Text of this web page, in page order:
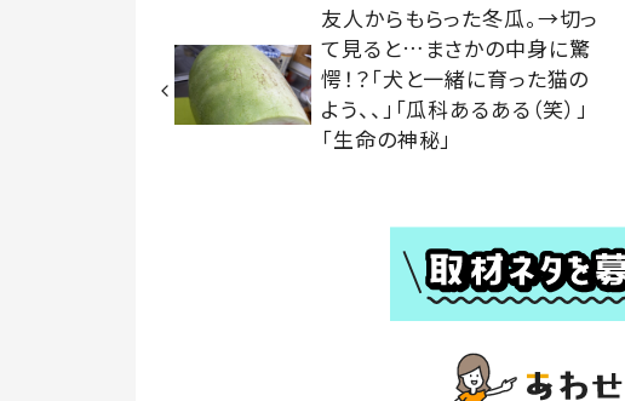
友人からもらった冬瓜。→切っ
て見ると…まさかの中身に驚
愕！？「犬と一緒に育った猫の
よう、、」「瓜科あるある（笑）」
「生命の神秘」